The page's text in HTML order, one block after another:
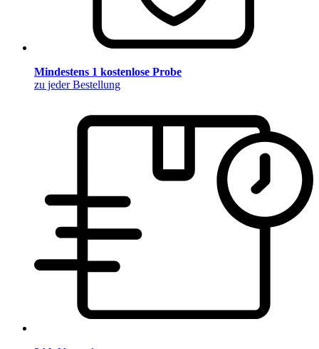
Mindestens 1 kostenlose Probe
zu jeder Bestellung